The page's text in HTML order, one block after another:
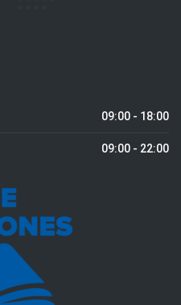
09:00 - 18:00
09:00 - 22:00